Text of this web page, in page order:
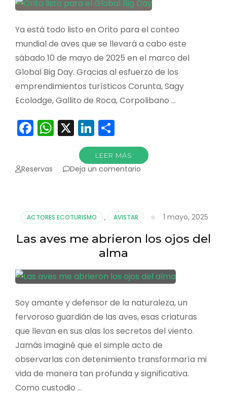
Ya está todo listo en Orito para el conteo
mundial de aves que se llevará a cabo este
sábado 10 de mayo de 2025 en el marco del
Global Big Day. Gracias al esfuerzo de los
emprendimientos turísticos Corunta, Sagy
Ecolodge, Gallito de Roca, Corpolibano …
Facebook
WhatsApp
X LinkedIn
LEER MÁS
Reservas Deja un comentario
Global
Big
Day
ACTORES ECOTURISMO , AVISTAR 1 mayo, 2025
Las aves me abrieron los ojos del
alma
Soy amante y defensor de la naturaleza, un
fervoroso guardián de las aves, esas criaturas
que llevan en sus alas los secretos del viento.
Jamás imaginé que el simple acto de
observarlas con detenimiento transformaría mi
vida de manera tan profunda y significativa.
Como custodio …